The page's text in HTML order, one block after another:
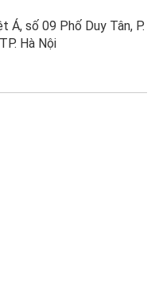
Á, số 09 Phố Duy Tân, P.
Hà Nội